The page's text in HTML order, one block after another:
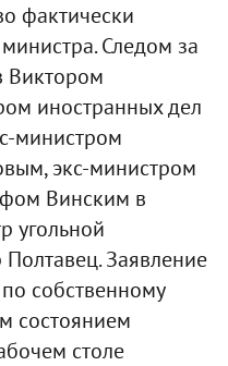
фактически
Следом за
Виктором
иностранных дел
министром
экс-министром
Винским в
угольной
Заявление
собственному
состоянием
столе